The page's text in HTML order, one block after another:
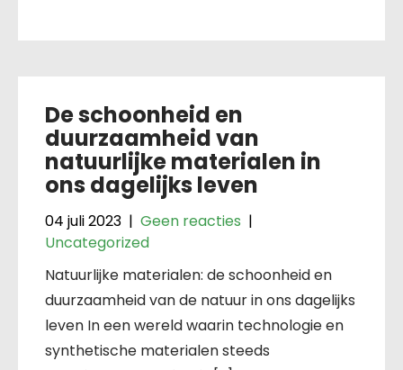
De schoonheid en
duurzaamheid van
natuurlijke materialen in
ons dagelijks leven
04 juli 2023 | Geen reacties |
Uncategorized
Natuurlijke materialen: de schoonheid en
duurzaamheid van de natuur in ons dagelijks
leven In een wereld waarin technologie en
synthetische materialen steeds